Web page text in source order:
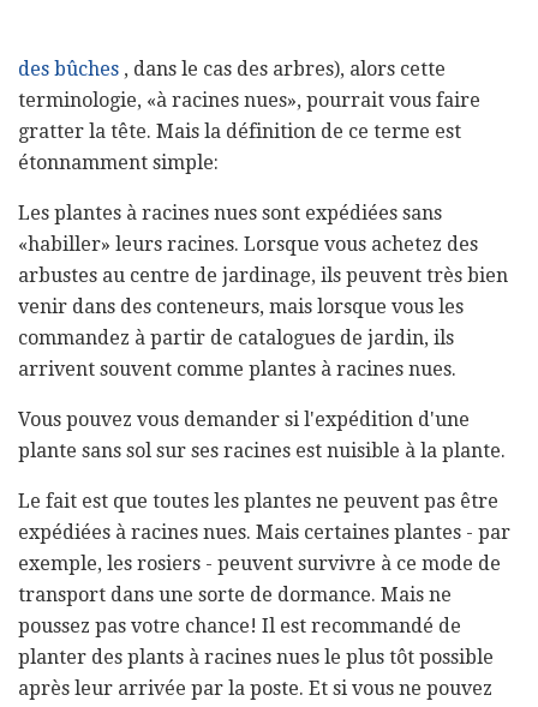
des bûches , dans le cas des arbres), alors cette
terminologie, «à racines nues», pourrait vous faire
gratter la tête. Mais la définition de ce terme est
étonnamment simple:
Les plantes à racines nues sont expédiées sans
«habiller» leurs racines. Lorsque vous achetez des
arbustes au centre de jardinage, ils peuvent très bien
venir dans des conteneurs, mais lorsque vous les
commandez à partir de catalogues de jardin, ils
arrivent souvent comme plantes à racines nues.
Vous pouvez vous demander si l'expédition d'une
plante sans sol sur ses racines est nuisible à la plante.
Le fait est que toutes les plantes ne peuvent pas être
expédiées à racines nues. Mais certaines plantes - par
exemple, les rosiers - peuvent survivre à ce mode de
transport dans une sorte de dormance. Mais ne
poussez pas votre chance! Il est recommandé de
planter des plants à racines nues le plus tôt possible
après leur arrivée par la poste. Et si vous ne pouvez